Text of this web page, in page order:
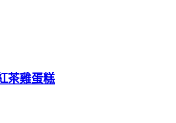
茶雞蛋糕